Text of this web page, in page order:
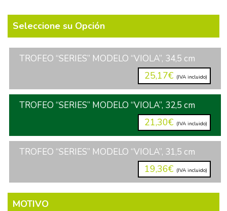
Seleccione su Opción
TROFEO “SERIES” MODELO “VIOLA”, 34,5 cm
25,17€ (IVA incluido)
TROFEO “SERIES” MODELO “VIOLA”, 32,5 cm
21,30€ (IVA incluido)
TROFEO “SERIES” MODELO “VIOLA”, 31,5 cm
19,36€ (IVA incluido)
MOTIVO